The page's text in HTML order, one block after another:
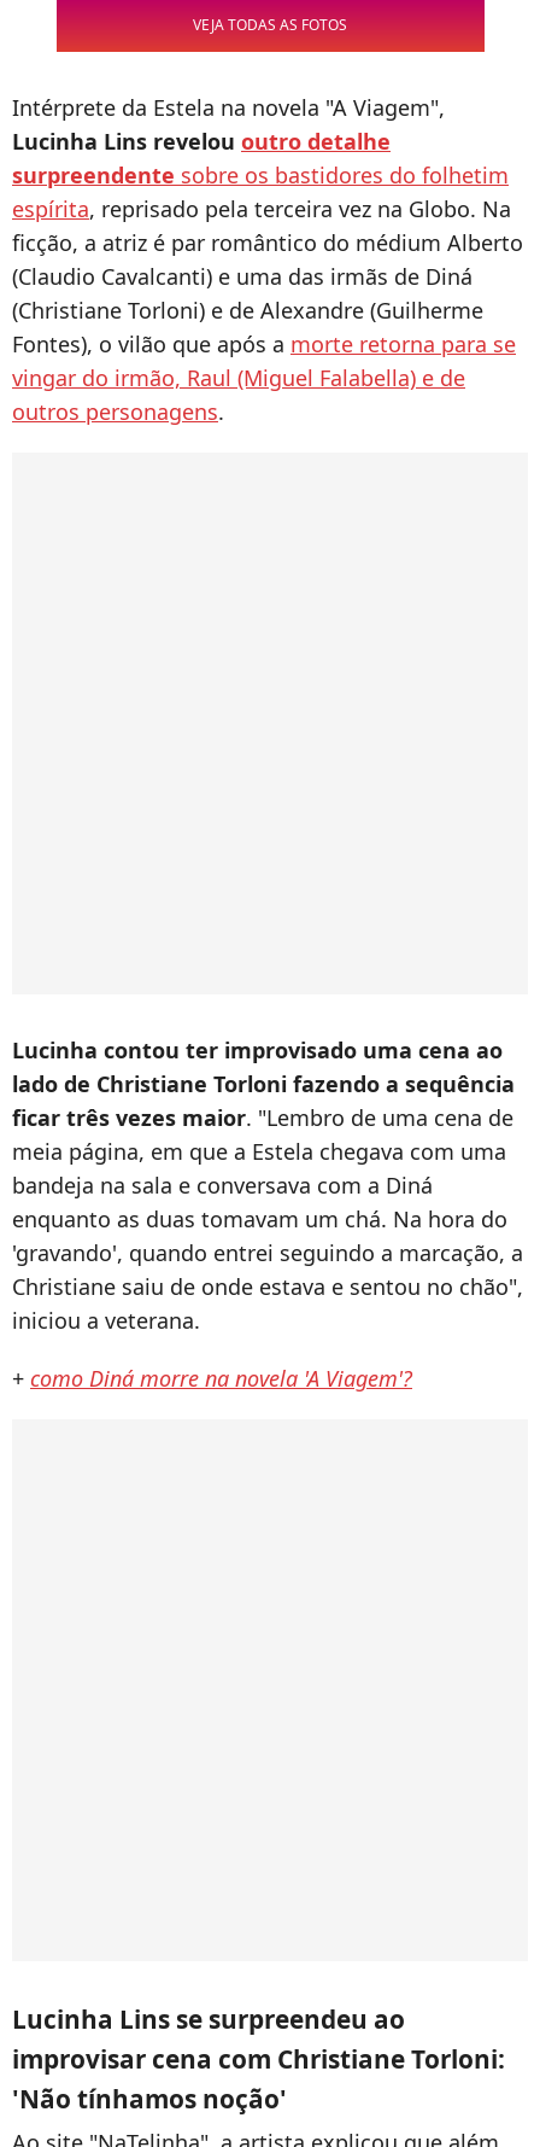
VEJA TODAS AS FOTOS
Intérprete da Estela na novela "A Viagem",
Lucinha Lins revelou outro detalhe
surpreendente sobre os bastidores do folhetim
espírita, reprisado pela terceira vez na Globo. Na
ficção, a atriz é par romântico do médium Alberto
(Claudio Cavalcanti) e uma das irmãs de Diná
(Christiane Torloni) e de Alexandre (Guilherme
Fontes), o vilão que após a morte retorna para se
vingar do irmão, Raul (Miguel Falabella) e de
outros personagens.
Lucinha contou ter improvisado uma cena ao
lado de Christiane Torloni fazendo a sequência
ficar três vezes maior. "Lembro de uma cena de
meia página, em que a Estela chegava com uma
bandeja na sala e conversava com a Diná
enquanto as duas tomavam um chá. Na hora do
'gravando', quando entrei seguindo a marcação, a
Christiane saiu de onde estava e sentou no chão",
iniciou a veterana.
+ como Diná morre na novela 'A Viagem'?
Lucinha Lins se surpreendeu ao
improvisar cena com Christiane Torloni:
'Não tínhamos noção'